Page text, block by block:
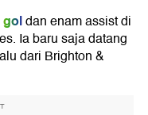
goldan enam assist di
Ia baru saja datang
dari Brighton &